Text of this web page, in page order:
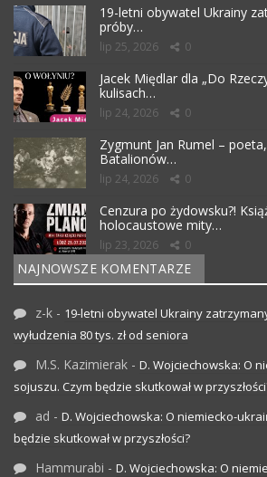
19-letni obywatel Ukrainy
próby…
lip 25, 2026 0
Jacek Międlar dla „Do
kulisach…
lip 24, 2026 0
Zygmunt Jan Rumel –
Batalionów…
lip 24, 2026 0
Cenzura po żydowsku?!
holocaustowe mity…
lip 23, 2026 0
NAJNOWSZE KOMENTARZE
z-k - 19-letni obywatel Ukrainy
wyłudzenia 80 tys. zł od seniora
M.S. Kazimierak - D. Wojciechowska: O
sojuszu. Czym będzie skutkował w
ad - D. Wojciechowska: O niemiecko-
będzie skutkował w przyszłości?
Hammurabi - D. Wojciechowska: O